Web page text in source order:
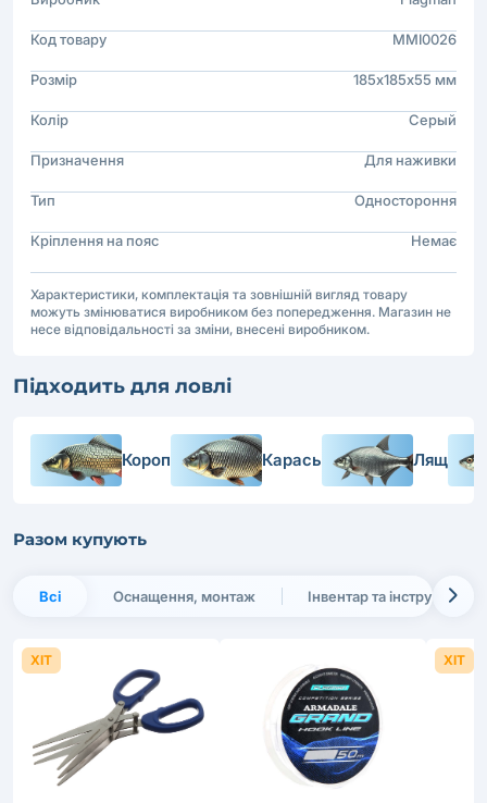
Код товару MMI0026
Розмір 185х185х55 мм
Колір Серый
Призначення Для наживки
Тип Одностороння
Кріплення на пояс Немає
Характеристики, комплектація та зовнішній вигляд товару
можуть змінюватися виробником без попередження. Магазин не
несе відповідальності за зміни, внесені виробником.
Підходить для ловлі
Короп Карась Лящ
Разом купують
Всі Оснащення, монтаж Інвентар та інструменти
ХІТ ХІТ